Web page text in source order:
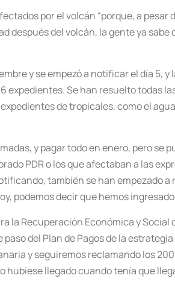
por el volcán “porque, a
después del volcán, la gente ya
y se empezó a notificar el día 5,
expedientes. Se han resuelto todas
de tropicales, como el
y pagar todo en enero, pero se
PDR o los que afectaban a las
también se han empezado a
podemos decir que hemos ingresado
Recuperación Económica y Social
del Plan de Pagos de la
y seguiremos reclamando los
hubiese llegado cuando tenía que